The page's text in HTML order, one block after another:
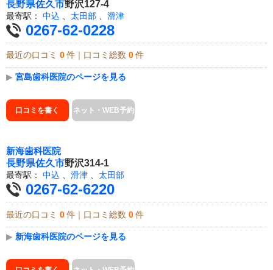
長野県佐久市野沢127-4
最寄駅： 中込 太田部 滑津
0267-62-0228
最近の口コミ 0 件｜口コミ総数 0 件
▶ 宮島歯科医院のページを見る
口コミを書く ネット・WEB予約
新海歯科医院
長野県佐久市野沢314-1
最寄駅： 中込 、 滑津 、 太田部
0267-62-6220
最近の口コミ 0 件｜口コミ総数 0 件
▶ 新海歯科医院のページを見る